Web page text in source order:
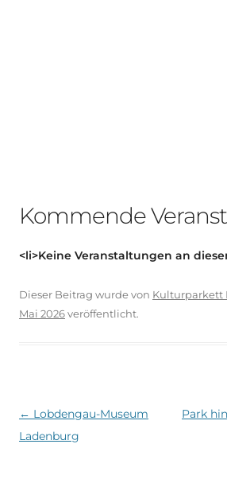
Kommende
<li>Keine Veranstaltungen an
Dieser Beitrag wurdevon Kulturparkett
Mai 2026veröffentlicht.
Beitragsnavigation
← Lobdengau-Museum
Ladenburg
Park